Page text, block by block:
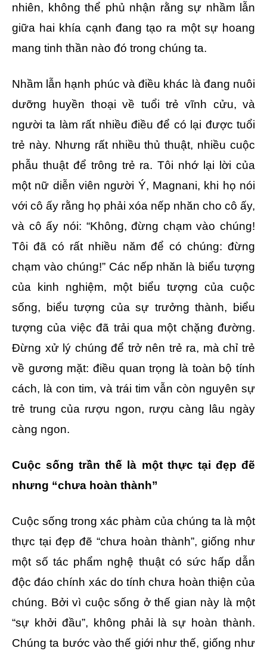
nhiên, không thể phủ nhận rằng sự nhầm lẫn
giữa hai khía cạnh đang tạo ra một sự hoang
mang tinh thần nào đó trong chúng ta.
Nhầm lẫn hạnh phúc và điều khác là đang nuôi
dưỡng huyền thoại về tuổi trẻ vĩnh cửu, và
người ta làm rất nhiều điều để có lại được tuổi
trẻ này. Nhưng rất nhiều thủ thuật, nhiều cuộc
phẫu thuật để trông trẻ ra. Tôi nhớ lại lời của
một nữ diễn viên người Ý, Magnani, khi họ nói
với cô ấy rằng họ phải xóa nếp nhăn cho cô ấy,
và cô ấy nói: “Không, đừng chạm vào chúng!
Tôi đã có rất nhiều năm để có chúng: đừng
chạm vào chúng!” Các nếp nhăn là biểu tượng
của kinh nghiệm, một biểu tượng của cuộc
sống, biểu tượng của sự trưởng thành, biểu
tượng của việc đã trải qua một chặng đường.
Đừng xử lý chúng để trở nên trẻ ra, mà chỉ trẻ
về gương mặt: điều quan trọng là toàn bộ tính
cách, là con tim, và trái tim vẫn còn nguyên sự
trẻ trung của rượu ngon, rượu càng lâu ngày
càng ngon.
Cuộc sống trần thế là một thực tại đẹp đẽ
nhưng “chưa hoàn thành”
Cuộc sống trong xác phàm của chúng ta là một
thực tại đẹp đẽ “chưa hoàn thành”, giống như
một số tác phẩm nghệ thuật có sức hấp dẫn
độc đáo chính xác do tính chưa hoàn thiện của
chúng. Bởi vì cuộc sống ở thế gian này là một
“sự khởi đầu”, không phải là sự hoàn thành.
Chúng ta bước vào thế giới như thế, giống như